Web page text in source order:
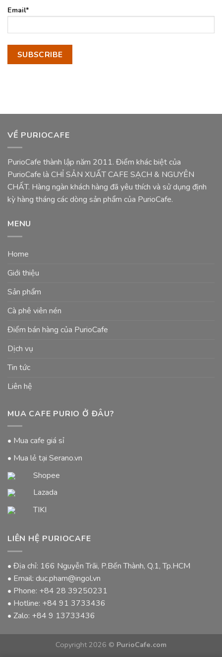
Email*
VỀ PURIOCAFE
PurioCafe thành lập năm 2011. Điểm khác biệt của
PurioCafe là CHỈ SẢN XUẤT CAFE SẠCH & NGUYÊN
CHẤT. Hàng ngàn khách hàng đã yêu thích và sử dụng định
kỳ hàng tháng các dòng sản phẩm của PurioCafe.
MENU
Home
Giới thiệu
Sản phẩm
Cà phê viên nén
Điểm bán hàng của PurioCafe
Dịch vụ
Tin tức
Liên hệ
MUA CAFE PURIO Ở ĐÂU?
• Mua cafe giá sỉ
• Mua lẻ tại Serano.vn
Shopee
Lazada
TIKI
LIÊN HỆ PURIOCAFE
• Địa chỉ: 166 Nguyễn Trãi, P.Bến Thành, Q.1, Tp.HCM
• Email: duc.pham@ingol.vn
• Phone: +84 28 39250231
• Hotline: +84 91 3733436
• Zalo: +84 9 13733436
Copyright 2026 © PurioCafe.com